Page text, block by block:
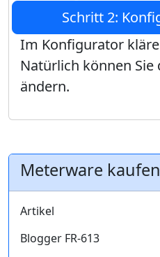
Schritt 2:
Im Konfigurator
Natürlich können Sie
ändern.
Meterware kaufen
Artikel
Blogger FR-613